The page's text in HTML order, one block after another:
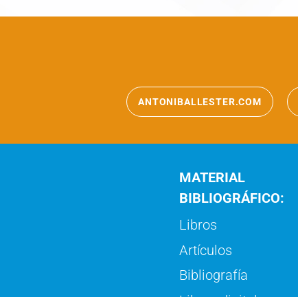
ANTONIBALLESTER.COM
MATERIAL
BIBLIOGRÁFICO:
Libros
Artículos
Bibliografía